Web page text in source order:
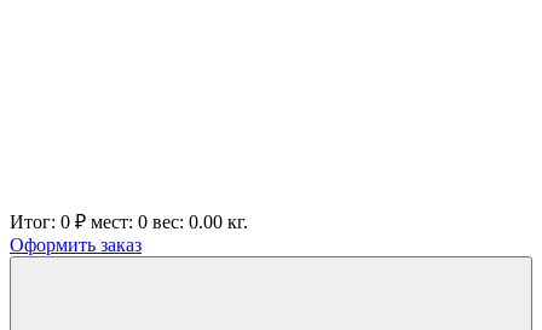
Итог: 0 ₽ мест: 0 вес: 0.00 кг.
Оформить заказ